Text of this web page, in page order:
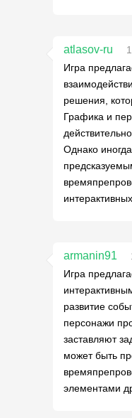
atlasov-ru
Игра
решения,
Графика и
Однако
armanin91
Игра
развитие
персонажи
заставляют
может быть
элементами